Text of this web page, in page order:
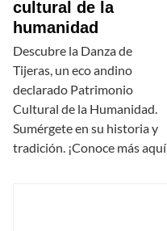
cultural de la
humanidad
Descubre la Danza de
Tijeras, un eco andino
declarado Patrimonio
Cultural de la Humanidad.
Sumérgete en su historia y
tradición. ¡Conoce más aquí